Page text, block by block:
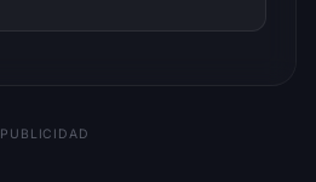
PUBLICIDAD